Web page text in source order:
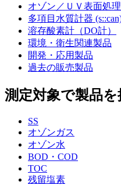
オゾン／ＵＶ表面処
多項目水質計器
溶存酸素計（DO計）
環境・衛生関連製品
開発・応用製品
過去の販売製品
測定対象で製品を
SS
オゾンガス
オゾン水
BOD・COD
TOC
残留塩素